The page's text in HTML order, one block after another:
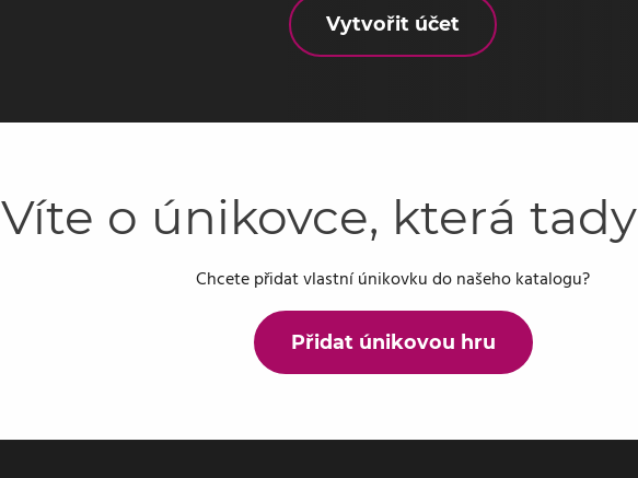
Vytvořit účet
Víte o únikovce, která
Chcete přidat vlastní únikovku do našeho katalogu?
Přidat únikovou hru